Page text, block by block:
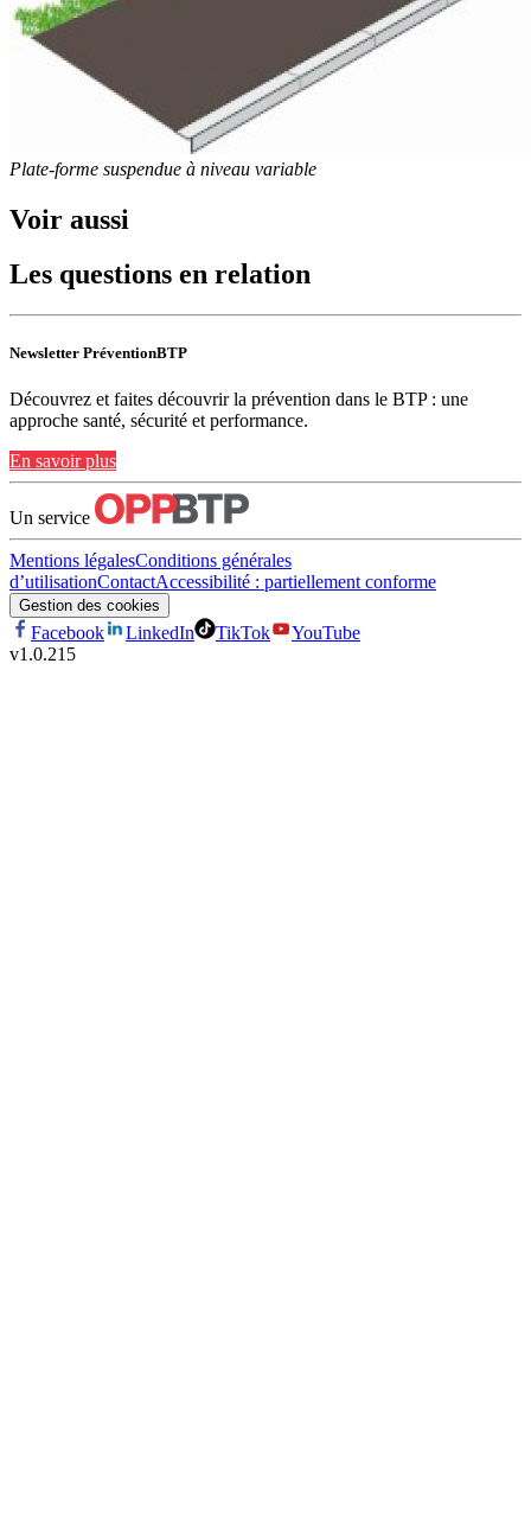
Plate-forme suspendue à niveau variable
Voir aussi
Les questions en relation
Newsletter PréventionBTP
Découvrez et faites découvrir la prévention dans le BTP : une
approche santé, sécurité et performance.
En savoir plus
Un service
Mentions légalesConditions générales
d’utilisationContactAccessibilité : partiellement conforme
Gestion des cookies
Facebook LinkedIn TikTok
YouTube
v1.0.215